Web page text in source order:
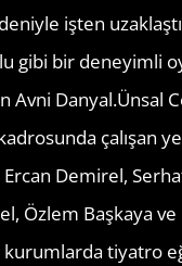
işten
gibi bir deneyimli
Avni Danyal.Ünsal
çalışan
Demirel,
Özlem Başkaya
kurumlarda tiyatro